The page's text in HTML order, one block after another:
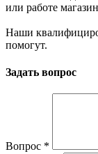
или работе
Наши
помогут.
Задать вопрос
Вопрос *